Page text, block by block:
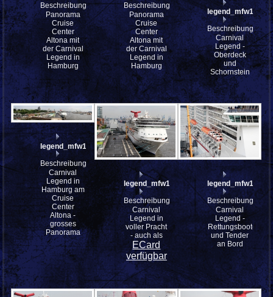
Beschreibung:
Panorama
Cruise
Center
Altona mit
der Carnival
Legend in
Hamburg
Beschreibung:
Panorama
Cruise
Center
Altona mit
der Carnival
Legend in
Hamburg
Beschreibung:
Carnival
Legend -
Oberdeck
und
Schornstein
legend_mfw13__030142_st
Beschreibung:
Carnival
Legend in
Hamburg am
Cruise
Center
Altona -
grosses
Panorama
legend_mfw13__030133
Beschreibung:
Carnival
Legend in
voller Pracht
- auch als
ECard
verfügbar
Beschreibung:
Carnival
Legend -
Rettungsboote
und Tender
an Bord